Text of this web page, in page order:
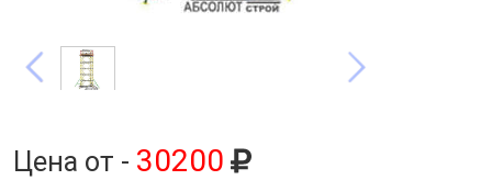
Цена от - 30200